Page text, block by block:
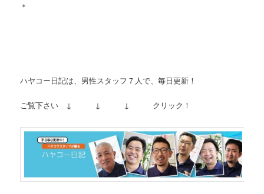
＊
ハヤコー日記は、男性スタッフ７人で、毎日更新！
ご覧下さい ↓ ↓ ↓ クリック！